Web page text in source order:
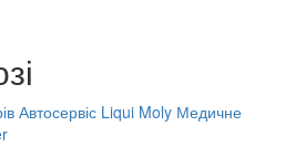
Автосервіс Liqui Moly Медичне